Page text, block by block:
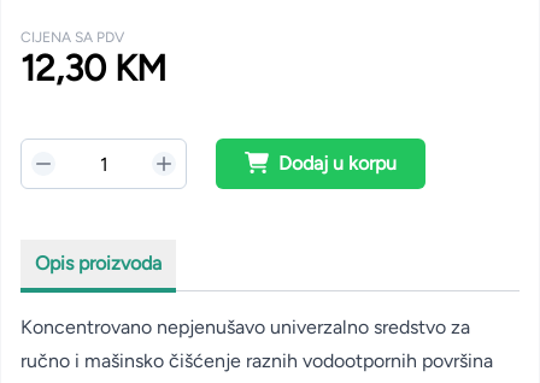
CIJENA SA PDV
12,30 KM
Dodaj u korpu
Opis proizvoda
Koncentrovano nepjenušavo univerzalno sredstvo za
ručno i mašinsko čišćenje raznih vodootpornih površina